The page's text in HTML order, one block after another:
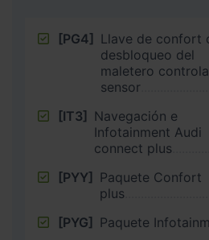
[PG4] Llave de confort
desbloqueo del
maletero
sensor
[IT3] Navegación e
Infotainment Audi
connect plus
[PYY] Paquete Confort
plus
[PYG] Paquete